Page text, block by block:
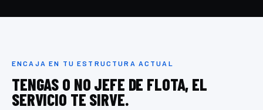
ENCAJA EN TU ESTRUCTURA ACTUAL
TENGAS O NO JEFE DE FLOTA, EL
SERVICIO TE SIRVE.